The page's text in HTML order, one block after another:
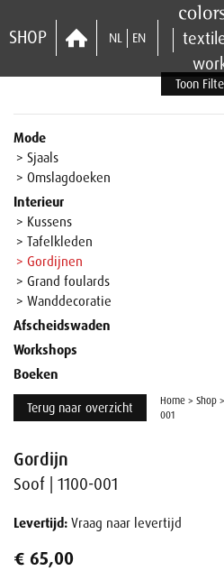
SHOP NL EN
Toon
Mode
> Sjaals
> Omslagdoeken
Interieur
> Kussens
> Tafelkleden
> Gordijnen
> Grand foulards
> Wanddecoratie
Afscheidswaden
Workshops
Boeken
Terug naar overzicht Home > Shop >
001
Gordijn
Soof | 1100-001
Levertijd: Vraag naar levertijd
€ 65,00